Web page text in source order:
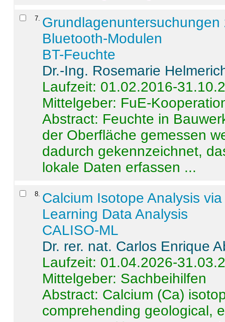
7
Bluetooth-Modulen
BT-Feuchte
Dr.-Ing. Rosemarie
Laufzeit: 01.02.2016-
Mittelgeber: FuE-
Abstract: Feuchte in
der Oberfläche gemessen
dadurch gekennzeichnet,
lokale Daten erfassen ...
8 Calcium Isotope Analysis
Learning Data Analysis
CALISO-ML
Dr. rer. nat. Carlos Enrique
Laufzeit: 01.04.2026-
Mittelgeber: Sachbeihilfen
Abstract: Calcium (Ca)
comprehending geological,